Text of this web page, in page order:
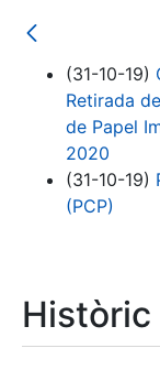
(31-10-19)
Retirada
de Papel
2020
(31-10-19)
(PCP)